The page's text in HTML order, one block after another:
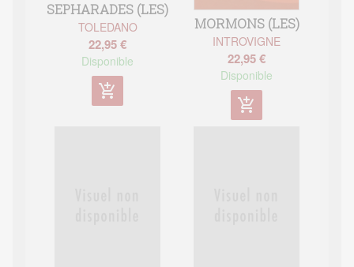
SEPHARADES (LES)
TOLEDANO
22,95 €
Disponible
add_shopping_cart
MORMONS (LES)
INTROVIGNE
22,95 €
Disponible
add_shopping_cart